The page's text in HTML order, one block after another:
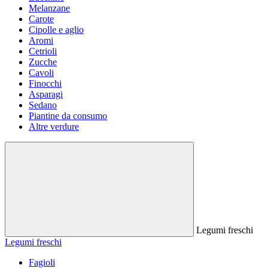
Melanzane
Carote
Cipolle e aglio
Aromi
Cetrioli
Zucche
Cavoli
Finocchi
Asparagi
Sedano
Piantine da consumo
Altre verdure
Legumi freschi
Legumi freschi
Fagioli